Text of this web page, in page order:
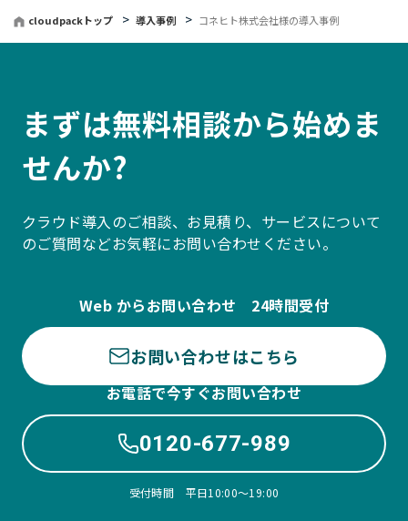
cloudpackトップ 導入事例 コネヒト株式会社様の導入事例
まずは無料相談から始めま
せんか?
クラウド導入のご相談、お見積り、サービスについて
のご質問などお気軽にお問い合わせください。
Web からお問い合わせ 24時間受付
お問い合わせはこちら
お電話で今すぐお問い合わせ
0120-677-989
受付時間 平日10:00〜19:00